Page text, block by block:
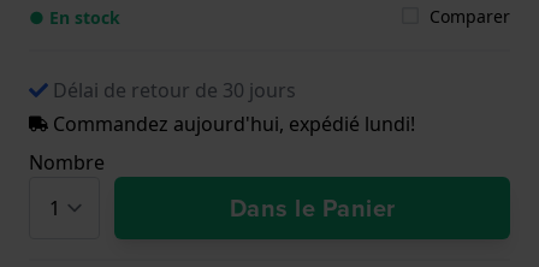
● En stock Comparer
Délai de retour de 30 jours
Commandez aujourd'hui, expédié lundi!
Nombre
Dans le Panier